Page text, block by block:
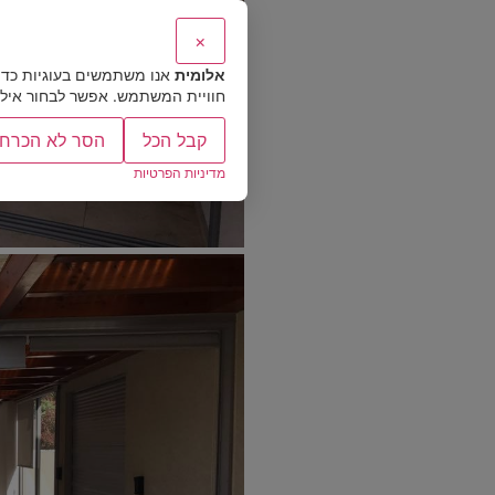
×
אלומית אנו משתמשים בעוגיות
חוויית המשתמש. אפשר לבחור אילו
קבל הכל הסר לא
מדיניות הפרטיות